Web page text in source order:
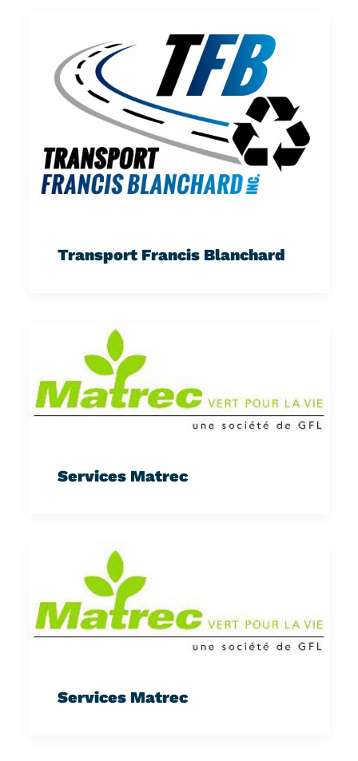
Transport Francis Blanchard
Services Matrec
Services Matrec